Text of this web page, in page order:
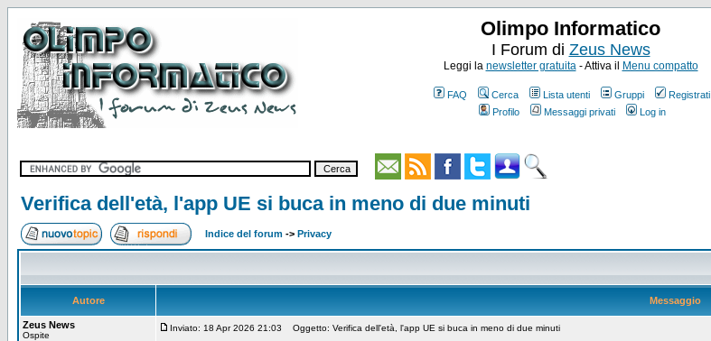
Olimpo Informatico
I Forum di Zeus News
Leggi la newsletter gratuita- Attiva il Menu compatto
FAQ Cerca Lista utenti Gruppi
Registrati
Profilo
Messaggi privati Log in
Verifica dell'età, l'app UE si buca in meno di due minuti
Indice del forum -> Privacy
Autore Messaggio
Zeus News
Ospite
Inviato: 18 Apr 2026 21:03 Oggetto: Verifica dell'età, l'app UE si buca in meno di due minuti